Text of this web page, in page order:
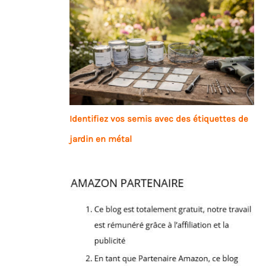
Identifiez vos semis avec des étiquettes de
jardin en métal